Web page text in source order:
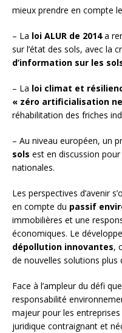
mieux prendre en compte
– La loi ALUR de 2014a
sur l’état des sols, avec la
d’information sur les
– La loi climat et
« zéro artificialisation
réhabilitation des friches
– Au niveau européen, un
sols est en discussion
nationales.
Les perspectives d’avenir
en compte du passif
immobilières et une
économiques. Le
dépollution innovantes,
de nouvelles solutions plus
Face à l’ampleur du défi
responsabilité
majeur pour les
juridique contraignant et